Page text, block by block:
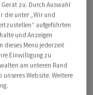
(Elcom)
von einer
vergangenen
um ein
zu. Durch Auswahl
die unter „Wir und
aufgeführten
und Anzeigen
dieses Menü jederzeit
Einwilligung zu
am unteren Rand
Website. Weitere